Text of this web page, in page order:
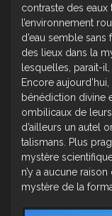
contraste des
l’environnement
d’eau semble
des lieux dans la
lesquelles, parait-
Encore
bénédiction divine
ombilicaux de
d’ailleurs un autel
talismans. Plus
mystère
n’y a aucune
mystère de la